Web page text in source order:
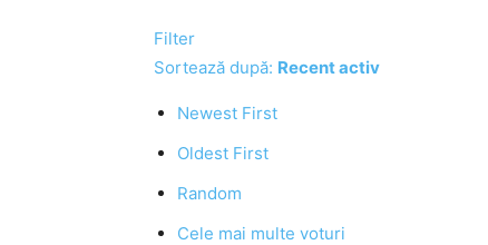
Filter
Sortează după: Recent activ
Newest First
Oldest First
Random
Cele mai multe voturi